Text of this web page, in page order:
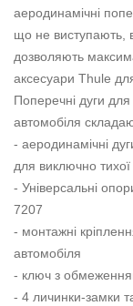
аеродинамічні
що не виступають,
дозволяють
аксесуари Thule
Поперечні дуги
автомобіля
- аеродинамічні
для виключно тихої
- Універсальні
7207
- монтажні
автомобіля
- ключ з
- 4 личинки-замки